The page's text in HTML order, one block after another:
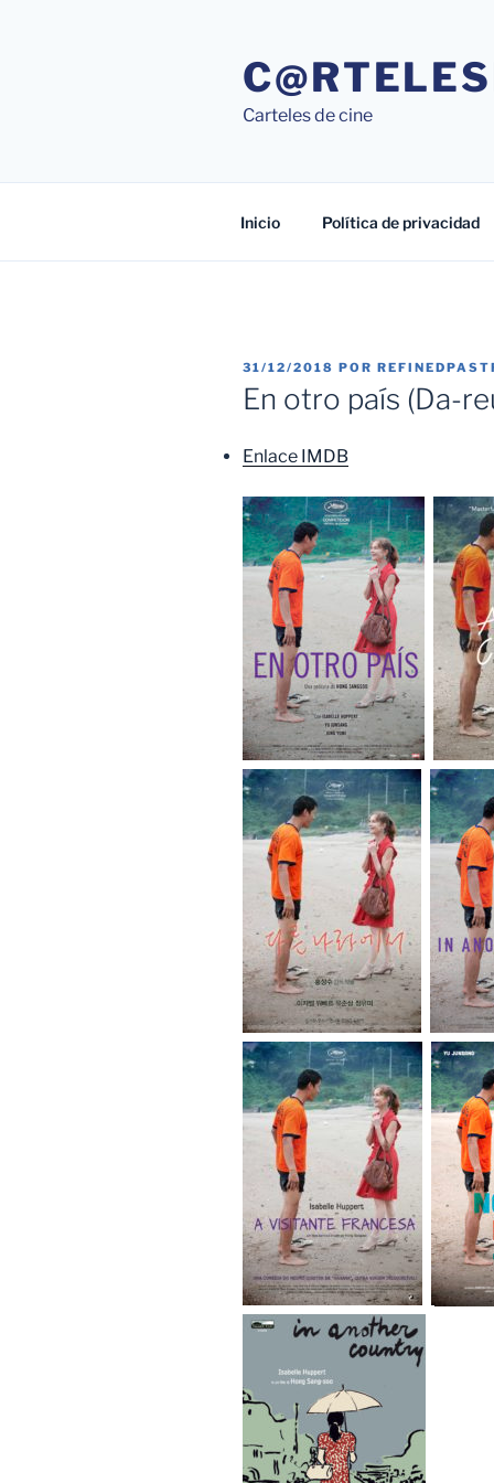
Carteles de cine
Inicio Política de privacidad
PUBLICADO
EL
31/12/2018 POR
En otro país (Da-
Enlace IMDB